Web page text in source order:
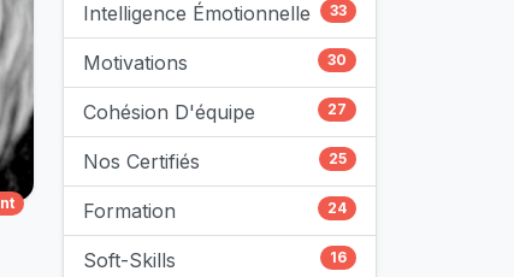
Intelligence Émotionnelle 33
Motivations 30
Cohésion D'équipe 27
Nos Certifiés 25
Formation 24
Soft-Skills 16